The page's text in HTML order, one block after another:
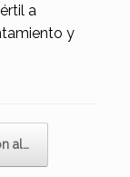
a
y
al…